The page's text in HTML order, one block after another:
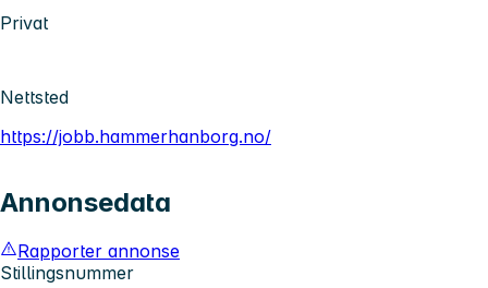
Privat
Nettsted
https://jobb.hammerhanborg.no/
Annonsedata
Rapporter annonse
Stillingsnummer